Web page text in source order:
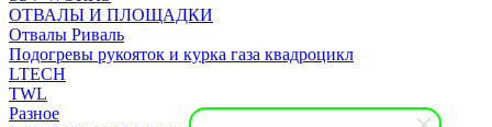
ОТВАЛЫ И ПЛОЩАДКИ
Отвалы Риваль
Подогревы рукояток и курка газа квадроцикл
LTECH
TWL
Разное